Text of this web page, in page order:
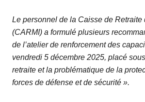
Le personnel de la Caisse de Retraite
(CARMI) a formulé plusieurs
de l’atelier de renforcement des
vendredi 5 décembre 2025, placé
retraite et la problématique de la
forces de défense et de sécurité ».